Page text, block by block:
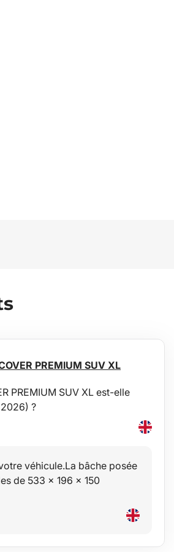
PREMIUM SUV XL
PREMIUM SUV XL est-elle
?
véhicule.La bâche posée
de 533 x 196 x 150